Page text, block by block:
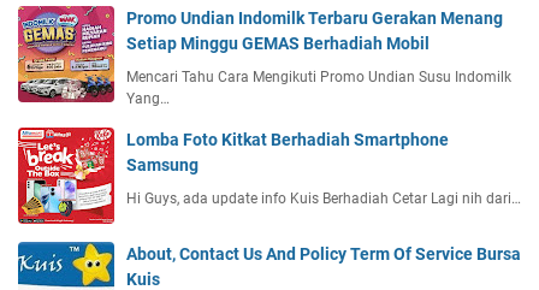
Promo Undian Indomilk Terbaru Gerakan Menang
Setiap Minggu GEMAS Berhadiah Mobil
Mencari Tahu Cara Mengikuti Promo Undian Susu Indomilk
Yang…
Lomba Foto Kitkat Berhadiah Smartphone
Samsung
Hi Guys, ada update info Kuis Berhadiah Cetar Lagi nih dari…
About, Contact Us And Policy Term Of Service Bursa
Kuis